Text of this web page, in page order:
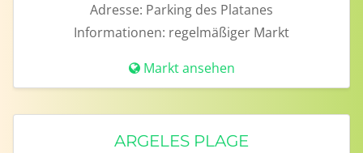
Adresse: Parking des Platanes
Informationen: regelmäßiger Markt
Markt ansehen
ARGELES PLAGE